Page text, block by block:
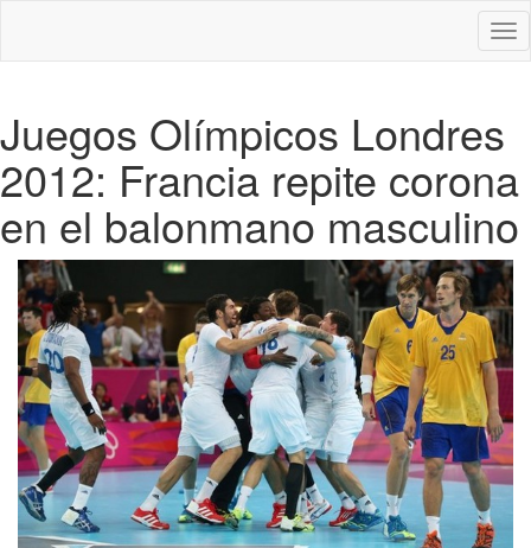
Juegos Olímpicos Londres
2012: Francia repite corona
en el balonmano masculino